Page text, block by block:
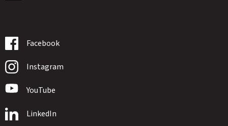
Facebook
Instagram
YouTube
LinkedIn